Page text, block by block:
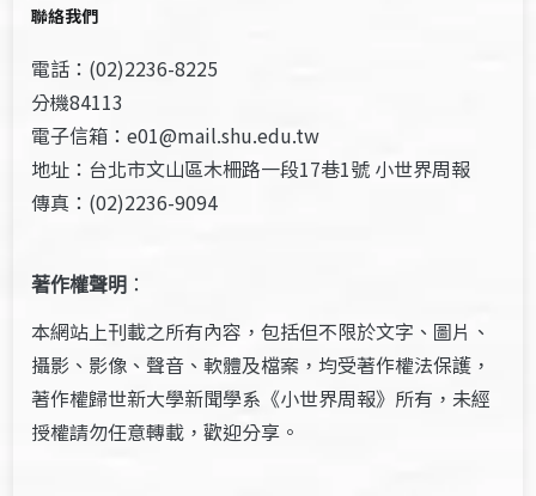
聯絡我們
電話：(02)2236-8225
分機84113
電子信箱：e01@mail.shu.edu.tw
地址：台北市文山區木柵路一段17巷1號 小世界周報
傳真：(02)2236-9094
著作權聲明 ：
本網站上刊載之所有內容，包括但不限於文字、圖片、
攝影、影像、聲音、軟體及檔案，均受著作權法保護，
著作權歸世新大學新聞學系《小世界周報》所有，未經
授權請勿任意轉載，歡迎分享。